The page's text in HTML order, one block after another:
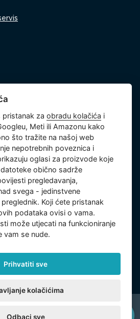
sudu u Pragu, odjel C,
26150808, Porezni identifikacijski
s.r.o. Všechna
pristanak zaobradu kolačića i
Meti ili Amazonu kako
što tražite na našoj web
nepotrebnih poveznica i
oglasi za proizvode koje
obično sadrže
pregledavanja,
svega - jedinstvene
Koji ćete pristanak
podataka ovisi o vama.
može utjecati na funkcioniranje
vam se nude.
Prihvatiti sve
kolačićima
Odbaci sve